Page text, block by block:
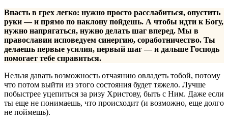
Впасть в грех легко: нужно просто расслабиться, опустить
руки — и прямо по наклону пойдешь. А чтобы идти к Богу,
нужно напрягаться, нужно делать шаг вперед. Мы в
православии исповедуем синергию, соработничество. Ты
делаешь первые усилия, первый шаг — и дальше Господь
помогает тебе справиться.
Нельзя давать возможность отчаянию овладеть тобой, потому
что потом выйти из этого состояния будет тяжело. Лучше
побыстрее уцепиться за ризу Христову, быть с Ним. Даже если
ты еще не понимаешь, что происходит (и возможно, еще долго
не поймешь).